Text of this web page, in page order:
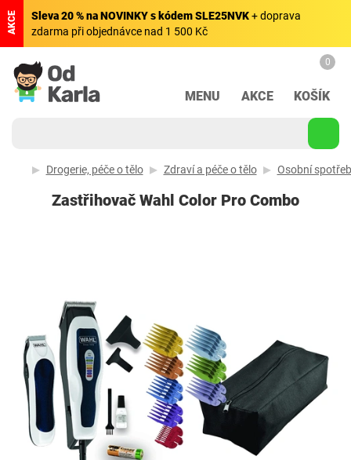
AKCE Sleva 20 % na NOVINKY s kódem SLE25NVK+ doprava
zdarma při objednávce nad 1 500 Kč
MENU AKCE
0
KOŠÍK
Drogerie, péče o tělo Zdraví a péče o tělo Osobní
Zastřihovač Wahl Color Pro Combo